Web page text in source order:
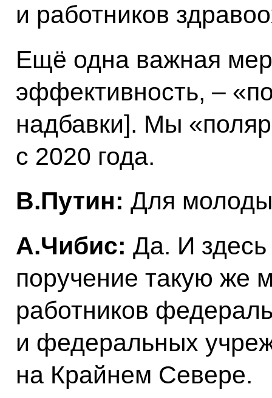
и работников
Ещё одна важная
эффективность, –
надбавки]. Мы
с 2020 года.
В.Путин: Для
А.Чибис: Да. И
поручение такую же
работников
и федеральных
на Крайнем Севере.